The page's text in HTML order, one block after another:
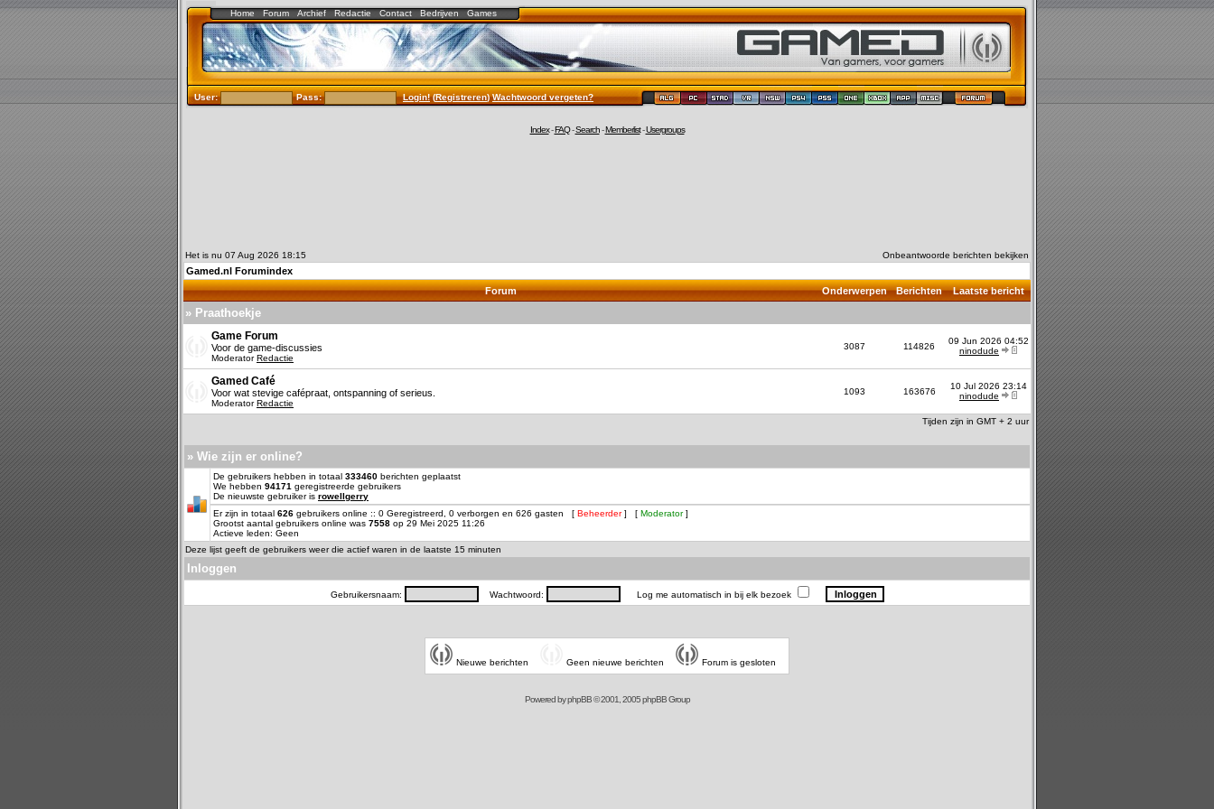
Home Forum Archief Redactie Contact Bedrijven Games
User: Pass: Login!(Registreren)Wachtwoord vergeten?
Index-FAQ-Search-Memberlist-Usergroups
Het is nu 07 Aug 2026 18:15 Onbeantwoorde berichten bekijken
Gamed.nl Forumindex
Forum
Onderwerpen Berichten Laatste bericht
» Praathoekje
Game Forum
Voor de game-discussies
ModeratorRedactie
3087 114826
09 Jun 2026 04:52
ninodude
Gamed Café
Voor wat stevige cafépraat, ontspanning of serieus.
ModeratorRedactie
1093 163676
10 Jul 2026 23:14
ninodude
Tijden zijn in GMT + 2 uur
» Wie zijn er online?
De gebruikers hebben in totaal 333460 berichten geplaatst
We hebben 94171 geregistreerde gebruikers
De nieuwste gebruiker is rowellgerry
Er zijn in totaal 626 gebruikers online :: 0 Geregistreerd, 0 verborgen en 626 gasten [ Beheerder] [ Moderator]
Grootst aantal gebruikers online was 7558 op 29 Mei 2025 11:26
Actieve leden: Geen
Deze lijst geeft de gebruikers weer die actief waren in de laatste 15 minuten
Inloggen
Gebruikersnaam: Wachtwoord: Log me automatisch in bij elk bezoek
Nieuwe berichten Geen nieuwe berichten Forum is gesloten
Powered byphpBB© 2001, 2005 phpBB Group